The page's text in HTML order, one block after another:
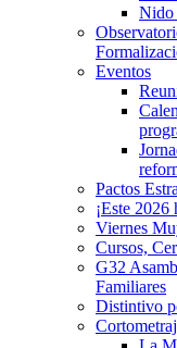
Nido
Eventos
Pactos
¡Este
Viernes
Cursos,
G32
Familiares
Distintivo